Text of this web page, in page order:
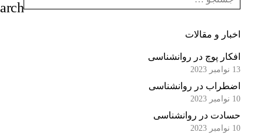
اخبار و مقالات
افکار پوچ در روانشناسی
اضطراب در روانشناسی
حسادت در روانشناسی